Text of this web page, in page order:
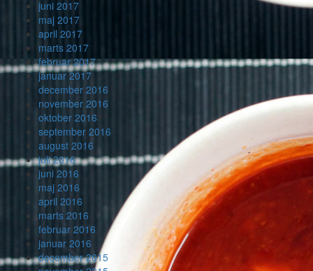
juni 2017
maj 2017
april 2017
marts 2017
februar 2017
januar 2017
december 2016
november 2016
oktober 2016
september 2016
august 2016
juli 2016
juni 2016
maj 2016
april 2016
marts 2016
februar 2016
januar 2016
december 2015